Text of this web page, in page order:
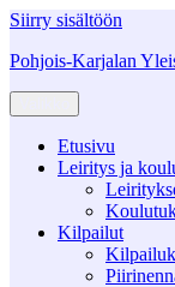
Siirry sisältöön
Pohjois-Karjalan
Etusivu
Leiritys ja
Kilpailut